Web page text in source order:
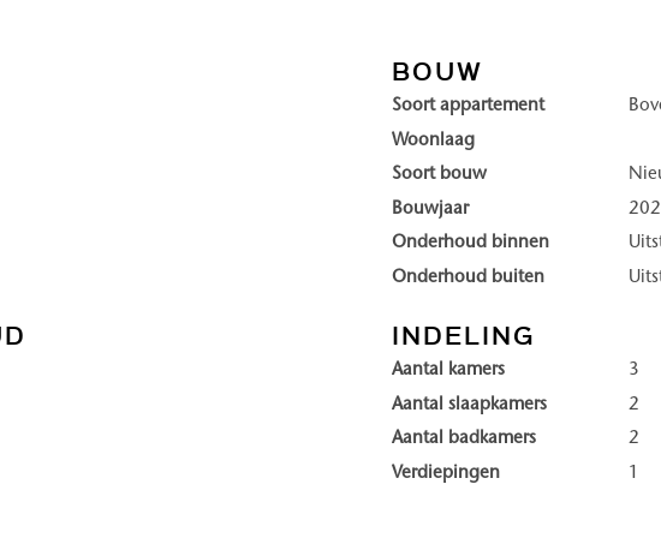
het leven gemakkelijk met de diensten
in een exclusieve residentie aan de
naar het duinlandschap dat letterlijk
kwaliteit, waarin rust en
de rust, ruimte en gezellige
winkels een prettige
Enkele highlights van DUINHIL
• High-end wooncomfort en
BOUW
Soort appartement
Woonlaag
Soort bouw
Bouwjaar
Onderhoud binnen
Onderhoud buiten
INDELING
Aantal kamers
3
Aantal slaapkamers
2
Aantal badkamers
2
Verdiepingen
1